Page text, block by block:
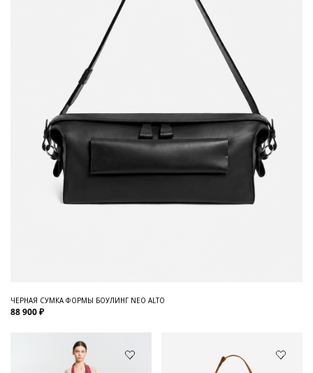
ЧЕРНАЯ СУМКА ФОРМЫ БОУЛИНГ NEO ALTO
88 900 ₽